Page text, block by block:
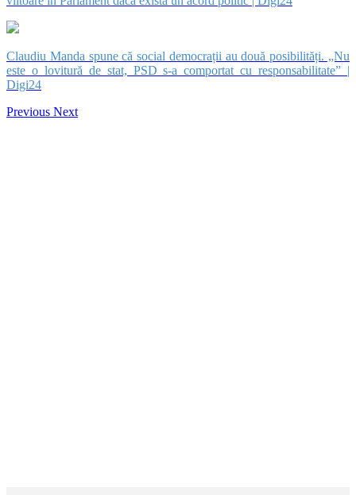
Claudiu Manda spune că social democrații au două posibilități. „Nu
este o lovitură de stat, PSD s-a comportat cu responsabilitate” |
Digi24
Previous Next